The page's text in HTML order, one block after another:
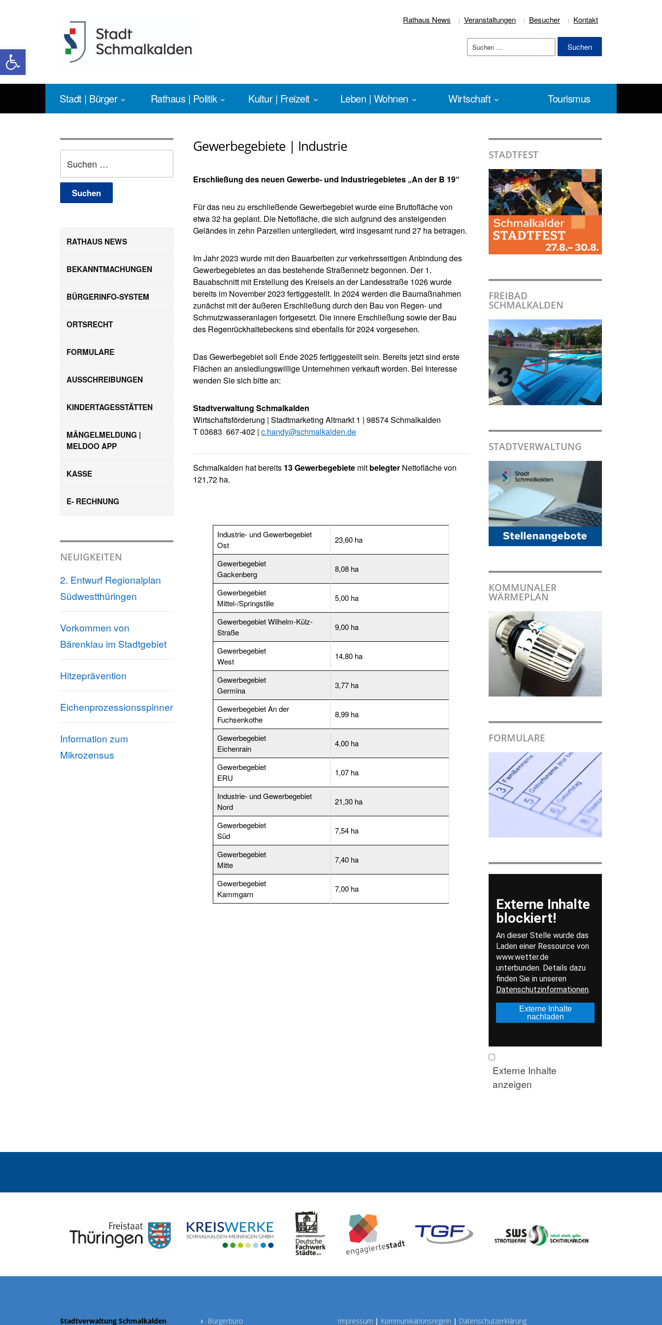
Werkzeugleiste öffnen
Rathaus News Veranstaltungen Besucher Kontakt
Suchen
nach:
Stadt | Bürger Rathaus | Politik Kultur | Freizeit Leben | Wohnen Wirtschaft Tourismus
nach:
RATHAUS NEWS
BEKANNTMACHUNGEN
BÜRGERINFO-SYSTEM
ORTSRECHT
FORMULARE
AUSSCHREIBUNGEN
KINDERTAGESSTÄTTEN
MÄNGELMELDUNG |
MELDOO APP
KASSE
E- RECHNUNG
NEUIGKEITEN
2. Entwurf Regionalplan
Südwestthüringen
Vorkommen von
Bärenklau im Stadtgebiet
Hitzeprävention
Eichenprozessionsspinner
Information zum
Mikrozensus
Gewerbegebiete | Industrie
Erschließung des neuen Gewerbe- und Industriegebietes „An der B 19“
Für das neu zu erschließende Gewerbegebiet wurde eine Bruttofläche von
etwa 32 ha geplant. Die Nettofläche, die sich aufgrund des ansteigenden
Geländes in zehn Parzellen untergliedert, wird insgesamt rund 27 ha betragen.
Im Jahr 2023 wurde mit den Bauarbeiten zur verkehrsseitigen Anbindung des
Gewerbegebietes an das bestehende Straßennetz begonnen. Der 1.
Bauabschnitt mit Erstellung des Kreisels an der Landesstraße 1026 wurde
bereits im November 2023 fertiggestellt. In 2024 werden die Baumaßnahmen
zunächst mit der äußeren Erschließung durch den Bau von Regen- und
Schmutzwasseranlagen fortgesetzt. Die innere Erschließung sowie der Bau
des Regenrückhaltebeckens sind ebenfalls für 2024 vorgesehen.
Das Gewerbegebiet soll Ende 2025 fertiggestellt sein. Bereits jetzt sind erste
Flächen an ansiedlungswillige Unternehmen verkauft worden. Bei Interesse
wenden Sie sich bitte an:
Stadtverwaltung Schmalkalden
Wirtschaftsförderung | Stadtmarketing Altmarkt 1 | 98574 Schmalkalden
T 03683 667-402 | c.handy@schmalkalden.de
Schmalkalden hat bereits 13 Gewerbegebiete mit belegter Nettofläche von
121,72 ha.
Industrie- und Gewerbegebiet
Ost
23,60 ha
Gewerbegebiet
Gackenberg
8,08 ha
Gewerbegebiet
Mittel-/Springstille
5,00 ha
Gewerbegebiet Wilhelm-Külz-
Straße
9,00 ha
Gewerbegebiet
West
14,80 ha
Gewerbegebiet
Germina
3,77 ha
Gewerbegebiet An der
Fuchsenkothe
8,99 ha
Gewerbegebiet
Eichenrain
4,00 ha
Gewerbegebiet
ERU
1,07 ha
Industrie- und Gewerbegebiet
Nord
21,30 ha
Gewerbegebiet
Süd
7,54 ha
Gewerbegebiet
Mitte
7,40 ha
Gewerbegebiet
Kammgarn
7,00 ha
STADTFEST
FREIBAD
SCHMALKALDEN
STADTVERWALTUNG
KOMMUNALER
WÄRMEPLAN
FORMULARE
Externe Inhalte
anzeigen
Stadtverwaltung Schmalkalden Bürgerbüro Impressum | Kommunikationsregeln | Datenschutzerklärung